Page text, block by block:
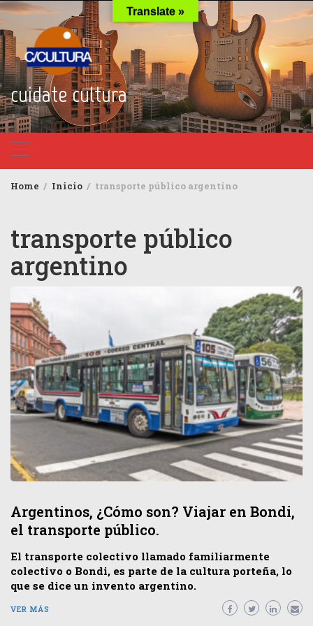
Skip
to
content
cuidate cultura
Home Inicio transporte público argentino
transporte público
argentino
Argentinos, ¿Cómo son? Viajar en Bondi,
el transporte público.
El transporte colectivo llamado familiarmente
colectivo o Bondi, es parte de la cultura porteña, lo
que se dice un invento argentino.
VER MÁS
Translate »